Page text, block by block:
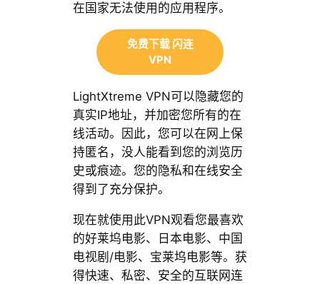
在国家无法使用的应用程序。
免费下载 闪连
VPN
LightXtreme VPN可以隐藏您的
真实IP地址，并加密您所有的在
线活动。因此，您可以在网上保
持匿名，没人能看到您的浏览历
史或痕迹。您的隐私和在线安全
得到了充分保护。
现在就使用此VPN观看您最喜欢
的好莱坞电影、日本电影、中国
电视剧/电影、宝莱坞电影等。获
得快速、私密、安全的互联网连